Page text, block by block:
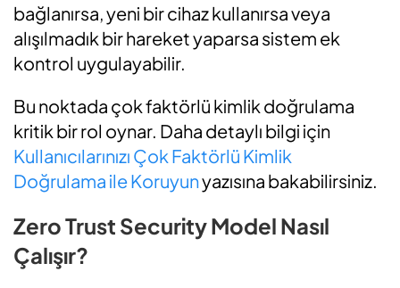
bağlanırsa, yeni bir cihaz kullanırsa veya
alışılmadık bir hareket yaparsa sistem ek
kontrol uygulayabilir.
Bu noktada çok faktörlü kimlik doğrulama
kritik bir rol oynar. Daha detaylı bilgi için
Kullanıcılarınızı Çok Faktörlü Kimlik
Doğrulama ile Koruyunyazısına bakabilirsiniz.
Zero Trust Security Model Nasıl
Çalışır?